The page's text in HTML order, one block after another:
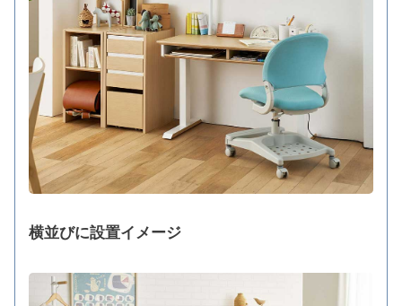
横並びに設置イメージ